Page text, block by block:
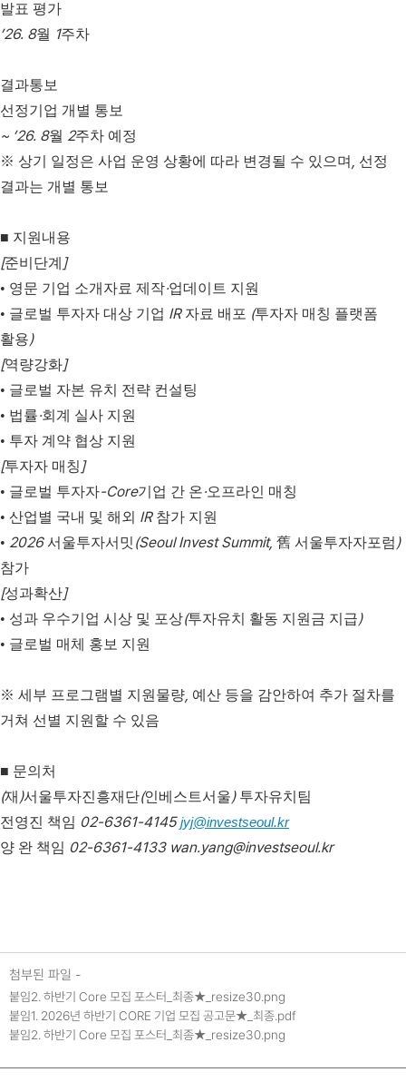
발표 평가
’26. 8월 1주차
결과통보
선정기업 개별 통보
~ ’26. 8월 2주차 예정
※ 상기 일정은 사업 운영 상황에 따라 변경될 수 있으며 , 선정
결과는 개별 통보
■ 지원내용
[준비단계 ]
• 영문 기업 소개자료 제작·업데이트 지원
• 글로벌 투자자 대상 기업 IR 자료 배포 (투자자 매칭 플랫폼
활용)
[역량강화]
• 글로벌 자본 유치 전략 컨설팅
• 법률·회계 실사 지원
• 투자 계약 협상 지원
[투자자 매칭 ]
• 글로벌 투자자-Core기업 간 온·오프라인 매칭
• 산업별 국내 및 해외 IR 참가 지원
• 2026서울투자서밋 (Seoul Invest Summit, 舊 서울투자자포럼 )
참가
[성과확산]
• 성과 우수기업 시상 및 포상(투자유치 활동 지원금 지급)
• 글로벌 매체 홍보 지원
※ 세부 프로그램별 지원물량, 예산 등을 감안하여 추가 절차를
거쳐 선별 지원할 수 있음
■ 문의처
(재 )서울투자진흥재단(인베스트서울) 투자유치팀
전영진 책임 02-6361-4145jyj@investseoul.kr
양 완 책임 02-6361-4133 wan.yang@investseoul.kr
첨부된 파일 -
붙임2. 하반기 Core 모집 포스터_최종★_resize30.png
붙임1. 2026년 하반기 CORE 기업 모집 공고문★_최종.pdf
붙임2. 하반기 Core 모집 포스터_최종★_resize30.png